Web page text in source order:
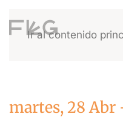
Ir al contenido
martes, 28